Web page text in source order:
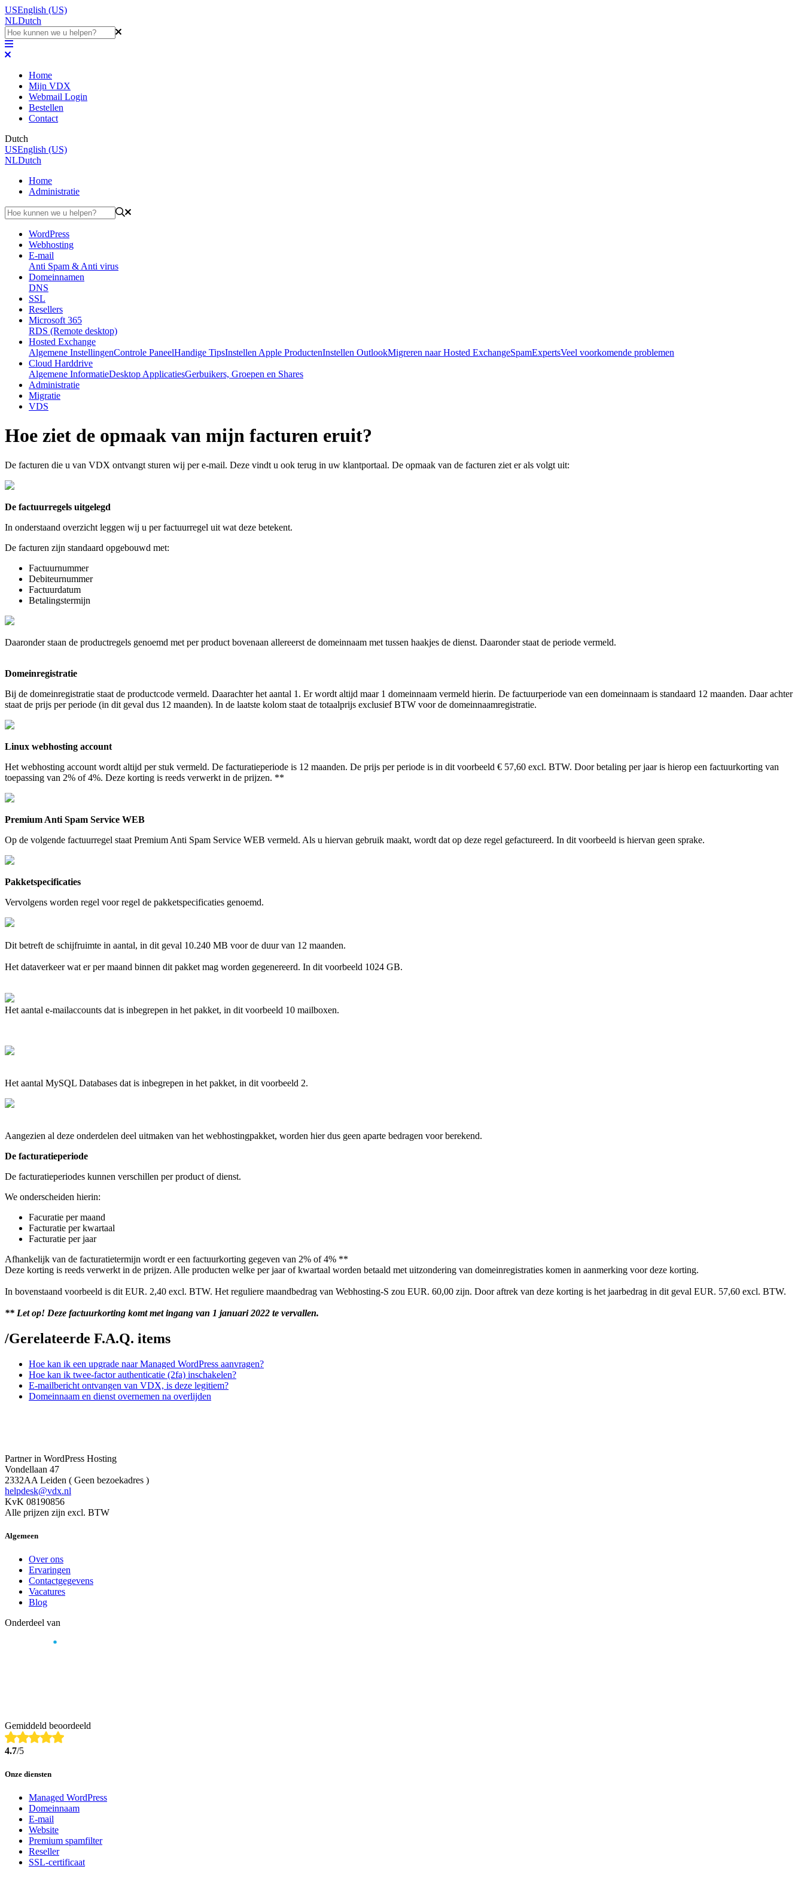
USEnglish (US)
NLDutch
Home
Mijn VDX
Webmail Login
Bestellen
Contact
Dutch
USEnglish (US)
NLDutch
Home
Administratie
WordPress
Webhosting
E-mail
Anti Spam & Anti virus
Domeinnamen
DNS
SSL
Resellers
Microsoft 365
RDS (Remote desktop)
Hosted Exchange
Algemene InstellingenControle PaneelHandige TipsInstellen Apple ProductenInstellen OutlookMigreren naar Hosted ExchangeSpamExpertsVeel voorkomende problemen
Cloud Harddrive
Algemene InformatieDesktop ApplicatiesGerbuikers, Groepen en Shares
Administratie
Migratie
VDS
Hoe ziet de opmaak van mijn facturen eruit?
De facturen die u van VDX ontvangt sturen wij per e-mail. Deze vindt u ook terug in uw klantportaal. De opmaak van de facturen ziet er als volgt uit:
De factuurregels uitgelegd
In onderstaand overzicht leggen wij u per factuurregel uit wat deze betekent.
De facturen zijn standaard opgebouwd met:
Factuurnummer
Debiteurnummer
Factuurdatum
Betalingstermijn
Daaronder staan de productregels genoemd met per product bovenaan allereerst de domeinnaam met tussen haakjes de dienst. Daaronder staat de periode vermeld.
Domeinregistratie
Bij de domeinregistratie staat de productcode vermeld. Daarachter het aantal 1. Er wordt altijd maar 1 domeinnaam vermeld hierin. De factuurperiode van een domeinnaam is standaard 12 maanden. Daar achter
staat de prijs per periode (in dit geval dus 12 maanden). In de laatste kolom staat de totaalprijs exclusief BTW voor de domeinnaamregistratie.
Linux webhosting account
Het webhosting account wordt altijd per stuk vermeld. De facturatieperiode is 12 maanden. De prijs per periode is in dit voorbeeld € 57,60 excl. BTW. Door betaling per jaar is hierop een factuurkorting van
toepassing van 2% of 4%. Deze korting is reeds verwerkt in de prijzen. **
Premium Anti Spam Service WEB
Op de volgende factuurregel staat Premium Anti Spam Service WEB vermeld. Als u hiervan gebruik maakt, wordt dat op deze regel gefactureerd. In dit voorbeeld is hiervan geen sprake.
Pakketspecificaties
Vervolgens worden regel voor regel de pakketspecificaties genoemd.
Dit betreft de schijfruimte in aantal, in dit geval 10.240 MB voor de duur van 12 maanden.
Het dataverkeer wat er per maand binnen dit pakket mag worden gegenereerd. In dit voorbeeld 1024 GB.
Het aantal e-mailaccounts dat is inbegrepen in het pakket, in dit voorbeeld 10 mailboxen.
Het aantal MySQL Databases dat is inbegrepen in het pakket, in dit voorbeeld 2.
Aangezien al deze onderdelen deel uitmaken van het webhostingpakket, worden hier dus geen aparte bedragen voor berekend.
De facturatieperiode
De facturatieperiodes kunnen verschillen per product of dienst.
We onderscheiden hierin:
Facuratie per maand
Facturatie per kwartaal
Facturatie per jaar
Afhankelijk van de facturatietermijn wordt er een factuurkorting gegeven van 2% of 4% **
Deze korting is reeds verwerkt in de prijzen. Alle producten welke per jaar of kwartaal worden betaald met uitzondering van domeinregistraties komen in aanmerking voor deze korting.
In bovenstaand voorbeeld is dit EUR. 2,40 excl. BTW. Het reguliere maandbedrag van Webhosting-S zou EUR. 60,00 zijn. Door aftrek van deze korting is het jaarbedrag in dit geval EUR. 57,60 excl. BTW.
** Let op! Deze factuurkorting komt met ingang van 1 januari 2022 te vervallen.
/Gerelateerde F.A.Q. items
Hoe kan ik een upgrade naar Managed WordPress aanvragen?
Hoe kan ik twee-factor authenticatie (2fa) inschakelen?
E-mailbericht ontvangen van VDX, is deze legitiem?
Domeinnaam en dienst overnemen na overlijden
Partner in WordPress Hosting
Vondellaan 47
2332AA Leiden ( Geen bezoekadres )
helpdesk@vdx.nl
KvK 08190856
Alle prijzen zijn excl. BTW
Algemeen
Over ons
Ervaringen
Contactgegevens
Vacatures
Blog
Onderdeel van
Gemiddeld beoordeeld
4.7/5
Onze diensten
Managed WordPress
Domeinnaam
E-mail
Website
Premium spamfilter
Reseller
SSL-certificaat